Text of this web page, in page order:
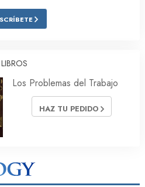
LIBROS
Los Problemas del Trabajo
HAZ TU PEDIDO